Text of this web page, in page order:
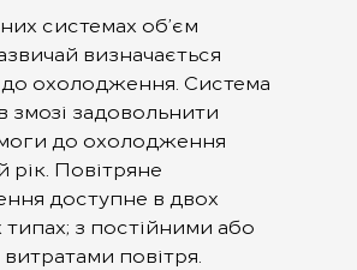
системах об’єм
визначається
охолодження. Система
змозі задовольнити
до охолодження
рік. Повітряне
доступне в двох
з постійними або
повітря.